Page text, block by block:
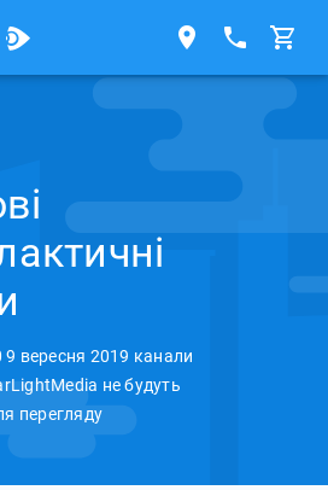
9 вересня 2019 канали
не будуть
перегляду